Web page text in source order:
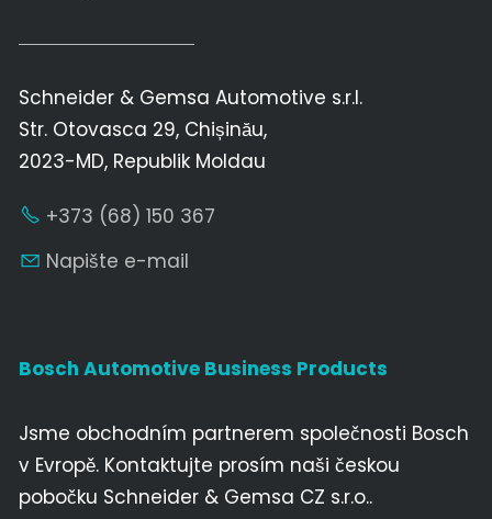
Schneider & Gemsa Automotive s.r.l.
Str. Otovasca 29, Chișinău,
2023-MD, Republik Moldau
+373 (68) 150 367
Napište e-mail
Bosch Automotive Business Products
Jsme obchodním partnerem společnosti Bosch
v Evropě. Kontaktujte prosím naši českou
pobočku Schneider & Gemsa CZ s.r.o..